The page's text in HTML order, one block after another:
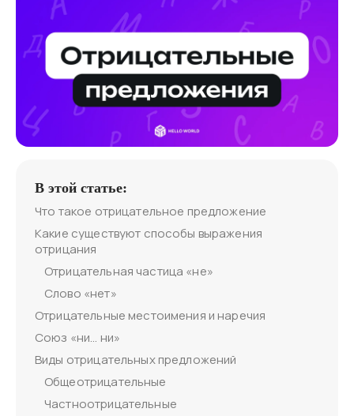
В этой статье:
Что такое отрицательное предложение
Какие существуют способы выражения
отрицания
Отрицательная частица «не»
Слово «нет»
Отрицательные местоимения и наречия
Союз «ни… ни»
Виды отрицательных предложений
Общеотрицательные
Частноотрицательные